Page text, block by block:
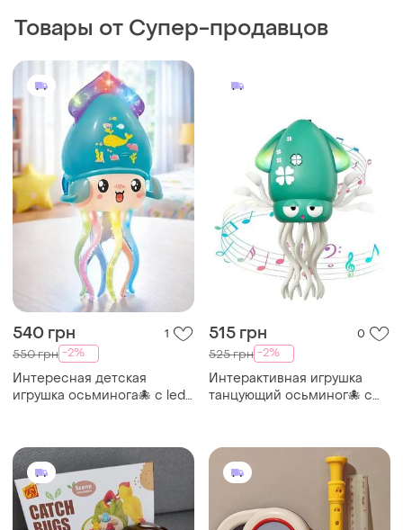
Товары от Супер-продавцов
540 грн 1
550 грн -2%
Интересная детская
игрушка осьминога🐙 с led
515 грн 0
525 грн -2%
Интерактивная игрушка
танцующий осьминог🐙 с